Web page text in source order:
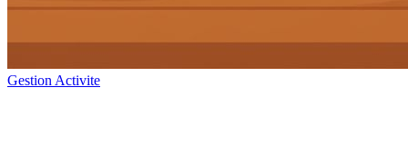
Gestion Activite